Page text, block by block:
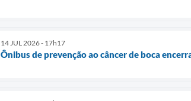
14 JUL 2026 - 17h17
Ônibus de prevenção ao câncer de boca